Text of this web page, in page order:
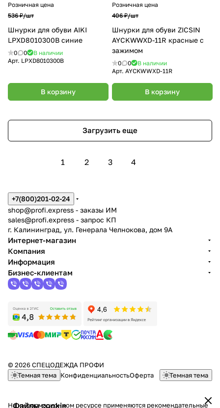
Розничная цена
536 ₽/шт
Шнурки для обуви AIKI
LPXD8010300B синие
0 0
В наличии
Арт. LPXD8010300B
В корзину
Розничная цена
406 ₽/шт
Шнурки для обуви ZICSIN
AYCKWWXD-11R красные с
зажимом
0 0
В наличии
Арт. AYCKWWXD-11R
В корзину
Загрузить еще
1 2 3 4
Файлы cookie
+7(800)201-02-24
shop@profi.express - заказы ИМ
sales@profi.express - запрос КП
г. Калининград, ул. Генерала Челнокова, дом 9A
Интернет-магазин
Компания
Информация
Бизнес-клиентам
© 2026 СПЕЦОДЕЖДА ПРОФИ
Темная тема КонфиденциальностьОферта Темная тема
На информационном ресурсе применяются рекомендательные